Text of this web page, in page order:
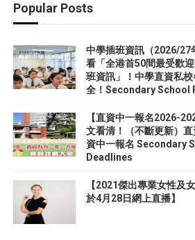
Popular Posts
中學插班資訊（2026/27
看「全港首50間最受歡
班資訊」！中學直資私
全！Secondary School
【直資中一報名2026-
文看清！（不斷更新）
資中一報名 Secondary
Deadlines
【2021傑出專業女性及
於4月28日網上直播】